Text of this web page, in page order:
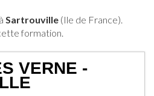
à Sartrouville (Ile de France).
formation.
VERNE -